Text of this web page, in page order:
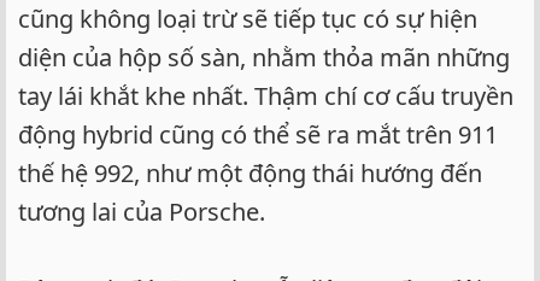
cũng không loại trừ sẽ tiếp tục có sự hiện
diện của hộp số sàn, nhằm thỏa mãn những
tay lái khắt khe nhất. Thậm chí cơ cấu truyền
động hybrid cũng có thể sẽ ra mắt trên 911
thế hệ 992, như một động thái hướng đến
tương lai của Porsche.